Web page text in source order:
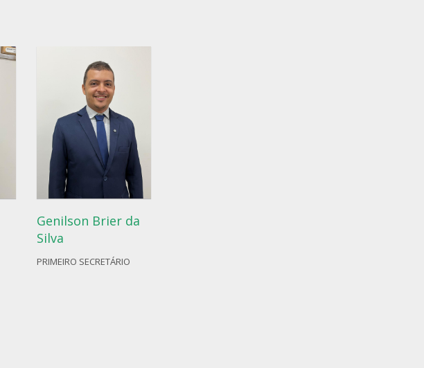
Genilson Brier da
Silva
PRIMEIRO SECRETÁRIO